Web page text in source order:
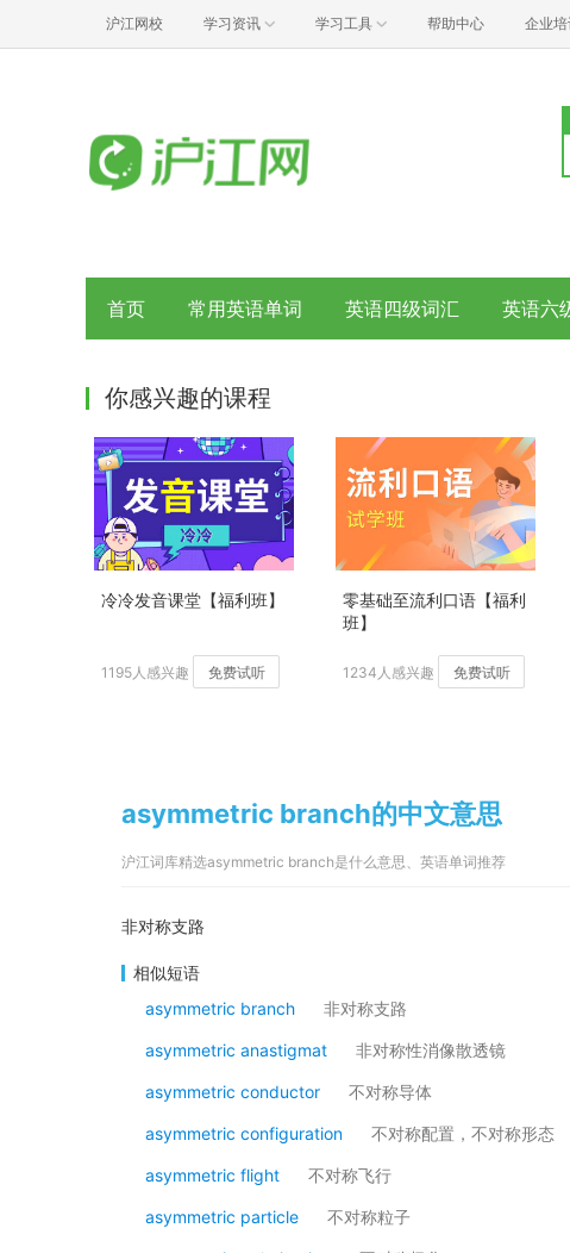
沪江网校 学习资讯 学习工具 帮助中心 企业培
首页 常用英语单词 英语四级词汇 英语六
你感兴趣的课程
冷冷发音课堂【福利班】
1195人感兴趣 免费试听
零基础至流利口语【福利
班】
1234人感兴趣 免费试听
asymmetric branch的中文意思
沪江词库精选asymmetric branch是什么意思、英语单词推荐
非对称支路
相似短语
asymmetric branch
非对称支路
asymmetric anastigmat 非对称性消像散透镜
asymmetric conductor 不对称导体
asymmetric configuration 不对称配置，不对称形态
asymmetric flight 不对称飞行
asymmetric particle 不对称粒子